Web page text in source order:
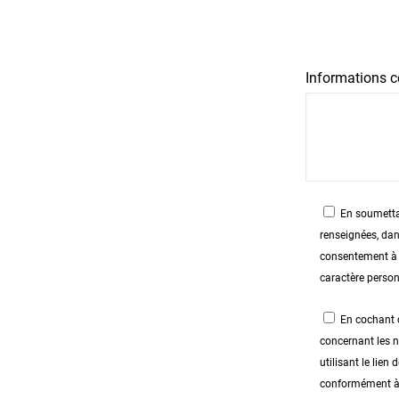
Informations
En
renseignées,
consentement
caractère
En cochant
concernant les
utilisant le lien
conformément